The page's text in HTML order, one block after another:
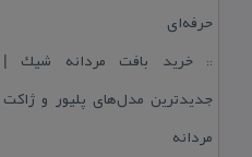
حرفه‌ای
::خرید بافت مردانه شیك |
جدیدترین مدل‌های پلیور و ژاكت
مردانه